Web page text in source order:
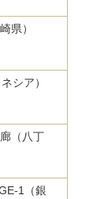
県）
シア）
（八丁
1（銀